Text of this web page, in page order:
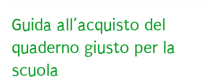
Guida all’acquisto del
quaderno giusto per la
scuola